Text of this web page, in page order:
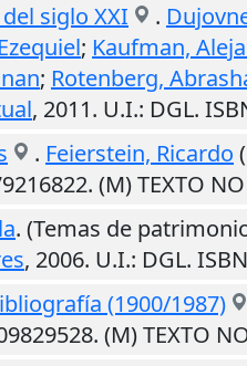
siglo XXI
.
; Kaufman,
; Rotenberg,
, 2011. U.I.: DGL.
. Feierstein, Ricardo
(M) TEXTO
. (Temas de
, 2006. U.I.: DGL.
(1900/1987)
(M) TEXTO